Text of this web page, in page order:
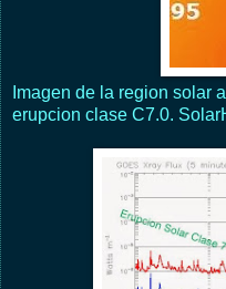
Imagen de la region solar
erupcion clase C7.0.